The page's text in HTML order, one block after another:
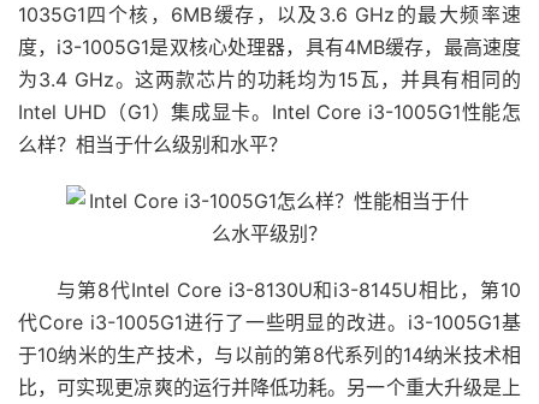
1035G1四个核，6MB缓存，以及3.6 GHz的最大频率速
度，i3-1005G1是双核心处理器，具有4MB缓存，最高速度
为3.4 GHz。这两款芯片的功耗均为15瓦，并具有相同的
Intel UHD（G1）集成显卡。 Intel Core i3-1005G1性能怎
么样？相当于什么级别和水平？
与第8代Intel Core i3-8130U和i3-8145U相比，第10
代Core i3-1005G1进行了一些明显的改进。i3-1005G1基
于10纳米的生产技术，与以前的第8代系列的14纳米技术相
比，可实现更凉爽的运行并降低功耗。另一个重大升级是上